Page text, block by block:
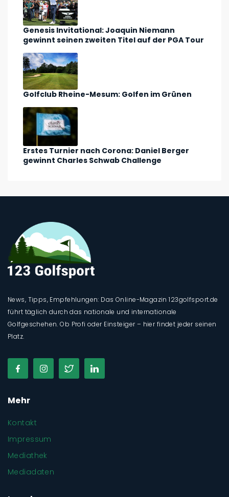
Genesis Invitational: Joaquin Niemann
gewinnt seinen zweiten Titel auf der PGA Tour
Golfclub Rheine-Mesum: Golfen im Grünen
Erstes Turnier nach Corona: Daniel Berger
gewinnt Charles Schwab Challenge
News, Tipps, Empfehlungen: Das Online-Magazin 123golfsport.de
führt täglich durch das nationale und internationale
Golfgeschehen. Ob Profi oder Einsteiger – hier findet jeder seinen
Platz.
Mehr
Kontakt
Impressum
Mediathek
Mediadaten